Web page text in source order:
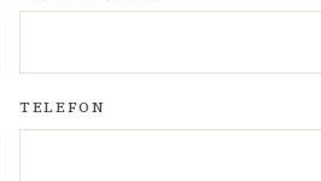
TELEFON